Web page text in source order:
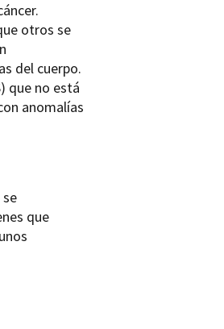
otros se
del cuerpo.
que no está
anomalías
que